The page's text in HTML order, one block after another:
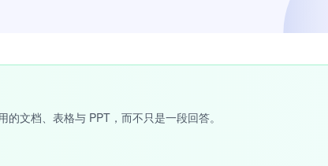
文档、表格与 PPT，而不只是一段回答。